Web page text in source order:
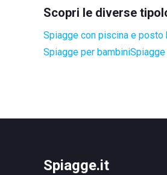
Scopri le diverse
Spiagge con piscina e posto
Spiagge per bambini
Spiagge.it